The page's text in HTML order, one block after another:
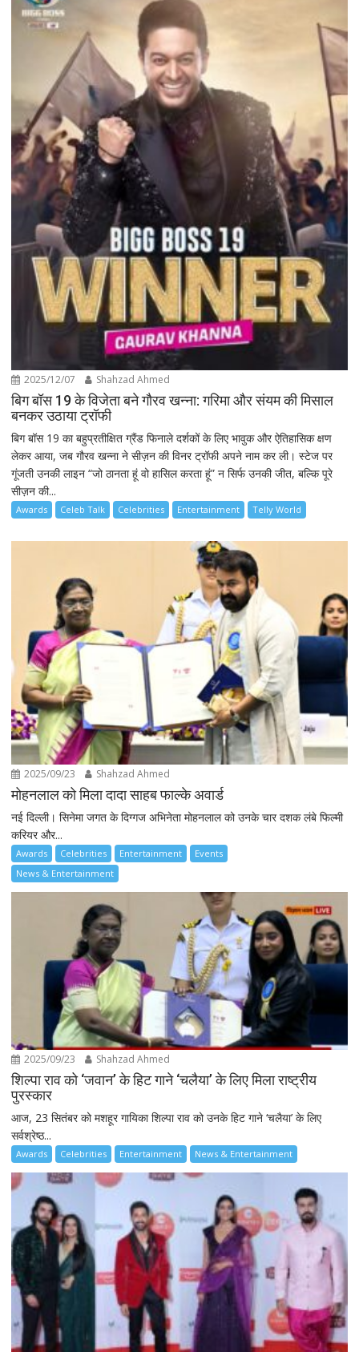
2025/12/07 Shahzad Ahmed
बिग बॉस 19 के विजेता बने गौरव खन्ना: गरिमा और संयम की मिसाल
बनकर उठाया ट्रॉफी
बिग बॉस 19 का बहुप्रतीक्षित ग्रैंड फिनाले दर्शकों के लिए भावुक और ऐतिहासिक क्षण
लेकर आया, जब गौरव खन्ना ने सीज़न की विनर ट्रॉफी अपने नाम कर ली। स्टेज पर
गूंजती उनकी लाइन “जो ठानता हूं वो हासिल करता हूं” न सिर्फ उनकी जीत, बल्कि पूरे
सीज़न की...
Awards Celeb Talk Celebrities Entertainment Telly World
2025/09/23 Shahzad Ahmed
मोहनलाल को मिला दादा साहब फाल्के अवार्ड
नई दिल्ली। सिनेमा जगत के दिग्गज अभिनेता मोहनलाल को उनके चार दशक लंबे फिल्मी
करियर और...
Awards Celebrities Entertainment
Events
News & Entertainment
2025/09/23 Shahzad Ahmed
शिल्पा राव को ‘जवान’ के हिट गाने ‘चलैया’ के लिए मिला राष्ट्रीय
पुरस्कार
आज, 23 सितंबर को मशहूर गायिका शिल्पा राव को उनके हिट गाने ‘चलैया’ के लिए
सर्वश्रेष्ठ...
Awards Celebrities Entertainment News & Entertainment